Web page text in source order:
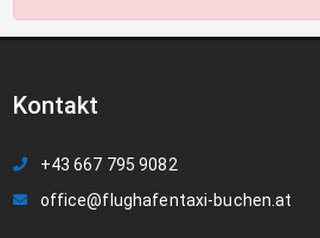
Kontakt
+43 667 795 9082
office@flughafentaxi-buchen.at